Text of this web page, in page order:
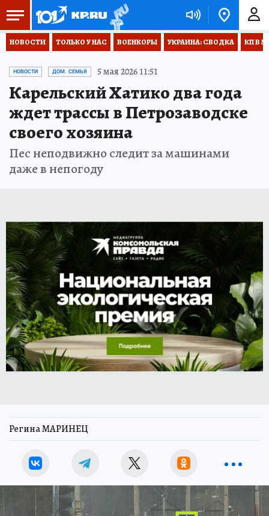
НОВОСТИ ТОЛЬКО У НАС ВОЕНКОРЫ УКРАИНА: СВОДКА КП В
НОВОСТИ ДОМ. СЕМЬЯ 5 мая 2026 11:51
Карельский Хатико два года
ждет трассы в Петрозаводске
своего хозяина
Пес неподвижно следит за машинами
даже в непогоду
Регина МАРИНЕЦ